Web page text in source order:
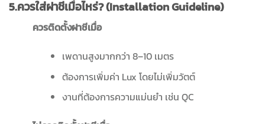
5.ควรใส่ฝาชีเมื่อไหร่? (Installation Guideline)
ควรติดตั้งฝาชีเมื่อ
เพดานสูงมากกว่า 8–10 เมตร
ต้องการเพิ่มค่า Lux โดยไม่เพิ่มวัตต์
งานที่ต้องการความแม่นยำ เช่น QC